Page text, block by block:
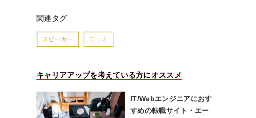
関連タグ
スピーカー 口コミ
キャリアアップを考えている方にオススメ
IT/Webエンジニアにおす
すめの転職サイト・エー